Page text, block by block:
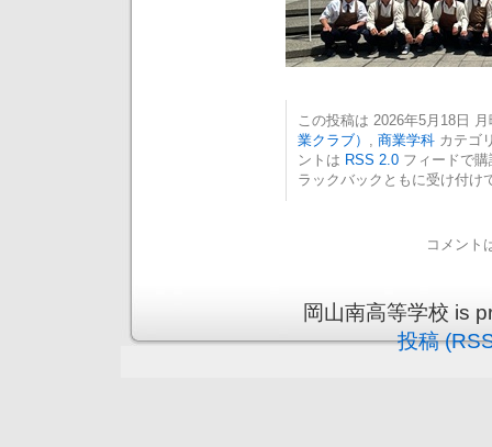
この投稿は 2026年5月18日
業クラブ）
商業学科 カテゴ
ントは RSS 2.0 フィードで
ラックバックともに受け付け
コメント
岡山南高等学校 is
投稿